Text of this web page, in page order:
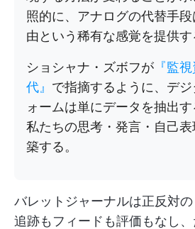
照的に、アナログの代替手
由という稀有な感覚を提供す
ショシャナ・ズボフが 『監
代』 で指摘するように、デ
ォームは単にデータを抽出す
私たちの思考・発言・自己
築する。
バレットジャーナルは正反対の
追跡もフィードも評価もなし